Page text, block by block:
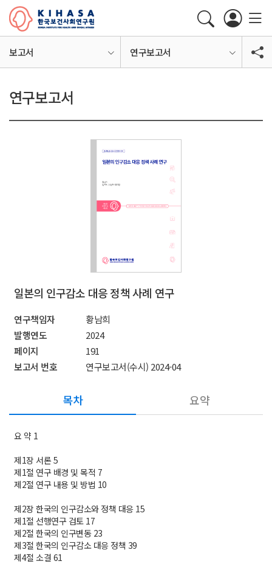
보고서 연구보고서
연구보고서
일본의 인구감소 대응 정책 사례 연구
연구책임자
황남희
발행연도
2024
페이지
191
보고서 번호
연구보고서(수시) 2024-04
목차 요약
요 약 1
제1장 서론 5
제1절 연구 배경 및 목적 7
제2절 연구 내용 및 방법 10
제2장 한국의 인구감소와 정책 대응 15
제1절 선행연구 검토 17
제2절 한국의 인구변동 23
제3절 한국의 인구감소 대응 정책 39
제4절 소결 61